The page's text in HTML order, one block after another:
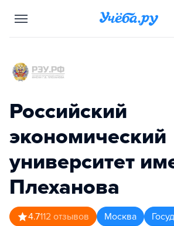
Российский
экономический
университет
Плеханова
4.7112 отзывов Москва